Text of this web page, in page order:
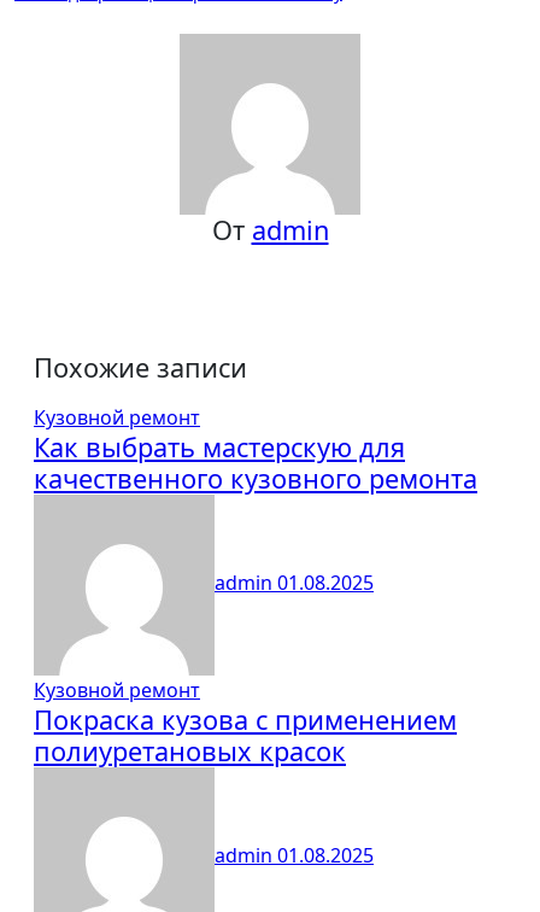
От admin
Похожие записи
Кузовной ремонт
Как выбрать мастерскую для
качественного кузовного ремонта
admin 01.08.2025
Кузовной ремонт
Покраска кузова с применением
полиуретановых красок
admin 01.08.2025